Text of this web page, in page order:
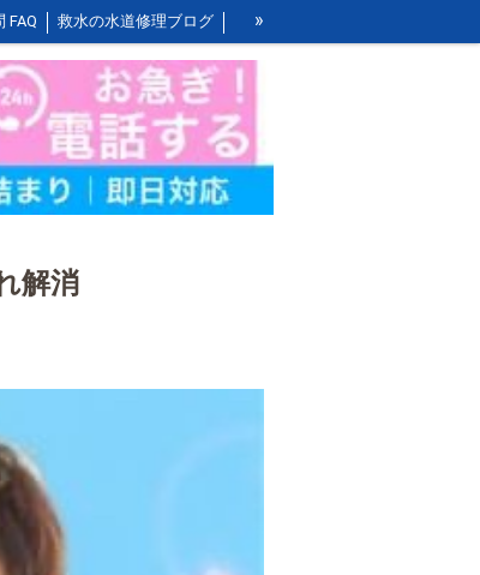
FAQ 救水の水道修理ブログ
の作業料金 洗面所の作業料金
»
解消